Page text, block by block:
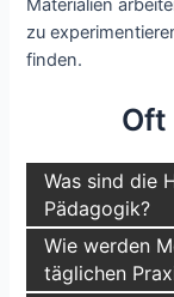
Materialien
zu
finden.
Oft
Was sind die
Pädagogik?
Wie werden
täglichen